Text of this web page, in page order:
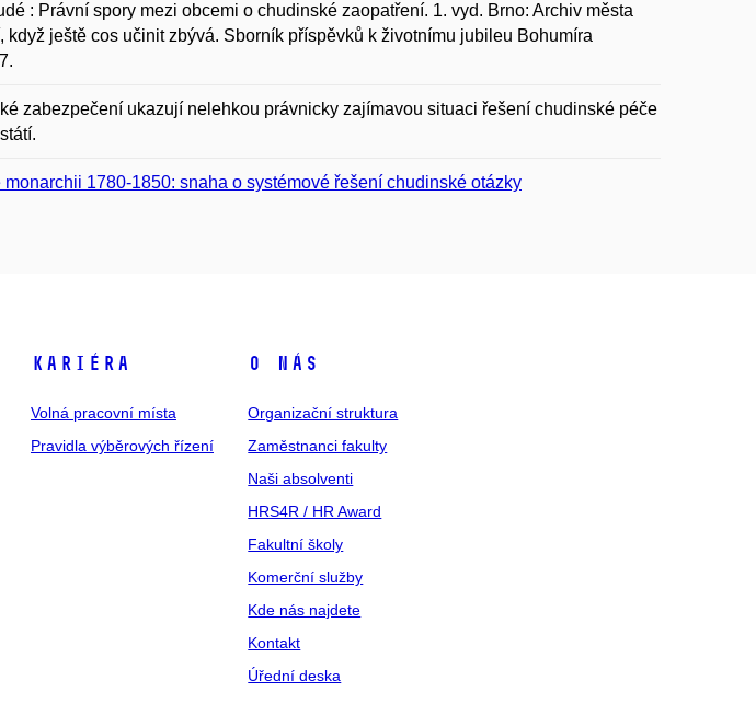
: Právní spory mezi obcemi o chudinské zaopatření. 1. vyd. Brno: Archiv města
když ještě cos učinit zbývá. Sborník příspěvků k životnímu jubileu Bohumíra
zabezpečení ukazují nelehkou právnicky zajímavou situaci řešení chudinské péče
1780-1850: snaha o systémové řešení chudinské otázky
Kariéra
Volná pracovní místa
Pravidla výběrových řízení
O nás
Organizační struktura
Zaměstnanci fakulty
Naši absolventi
HRS4R / HR Award
Fakultní školy
Komerční služby
Kde nás najdete
Kontakt
Úřední deska